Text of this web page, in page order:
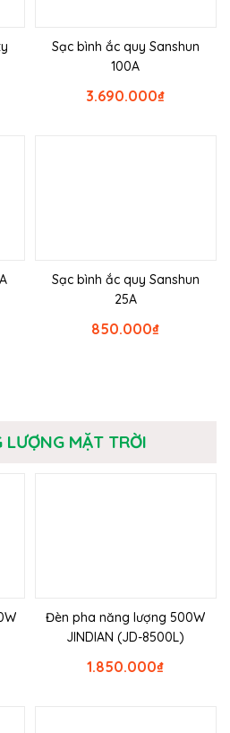
Sạc bình ắc quy Sanshun
100A
₫
3.690.000
Sạc bình ắc quy Sanshun
25A
₫
850.000
MẶT TRỜI
Đèn pha năng lượng 500W
JINDIAN (JD-8500L)
₫
1.850.000